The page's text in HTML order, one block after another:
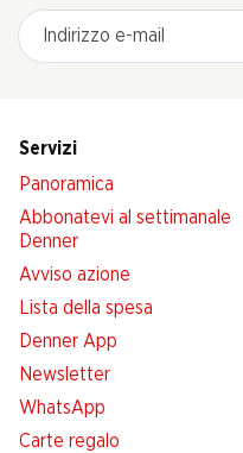
Indirizzo e-mail
Servizi
Panoramica
Abbonatevi al settimanale
Denner
Avviso azione
Lista della spesa
Denner App
Newsletter
WhatsApp
Carte regalo